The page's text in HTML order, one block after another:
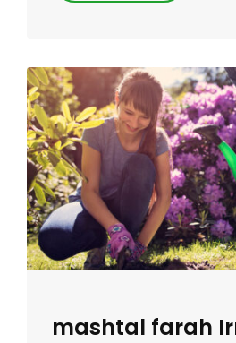
mashtal farah